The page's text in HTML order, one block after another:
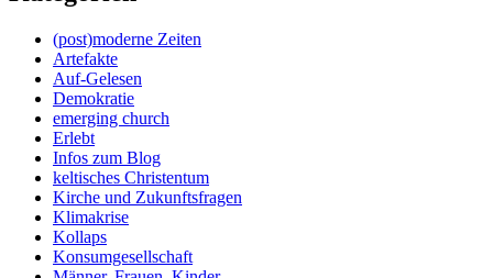
(post)moderne Zeiten
Artefakte
Auf-Gelesen
Demokratie
emerging church
Erlebt
Infos zum Blog
keltisches Christentum
Kirche und Zukunftsfragen
Klimakrise
Kollaps
Konsumgesellschaft